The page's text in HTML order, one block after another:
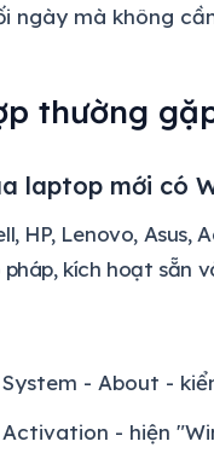
ngày mà không
thường
laptop mới có
HP, Lenovo, Asus,
pháp, kích hoạt sẵn
- About -
- hiện